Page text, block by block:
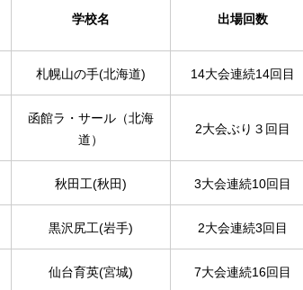
学校名 出場回数
札幌山の手(北海道) 14大会連続14回目
函館ラ・サール（北海
道）
2大会ぶり３回目
秋田工(秋田) 3大会連続10回目
黒沢尻工(岩手) 2大会連続3回目
仙台育英(宮城) 7大会連続16回目